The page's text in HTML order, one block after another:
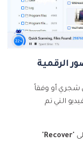
أو وفقاً
التي تم
"
Recover